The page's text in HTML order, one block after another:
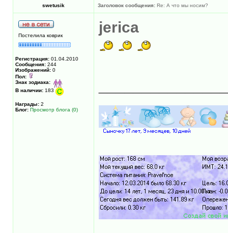
swetusik Заголовок сообщения: Re: А что мы носим?
Постелила коврик
Регистрация: 01.04.2010
Сообщения: 244
Изображений: 0
Пол:
Знак зодиака:
В наличии: 183
Награды: 2
Блог: Просмотр блога (0)
jerica